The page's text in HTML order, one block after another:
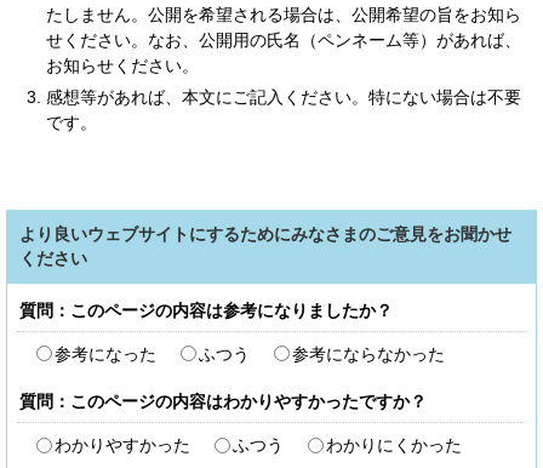
たしません。公開を希望される場合は、公開希望の旨をお知ら
せください。なお、公開用の氏名（ペンネーム等）があれば、
お知らせください。
感想等があれば、本文にご記入ください。特にない場合は不要
です。
より良いウェブサイトにするためにみなさまのご意見をお聞かせ
ください
質問：このページの内容は参考になりましたか？
参考になった ふつう 参考にならなかった
質問：このページの内容はわかりやすかったですか？
わかりやすかった ふつう わかりにくかった